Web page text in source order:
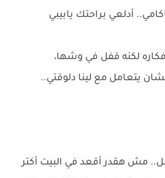
أدلعي براحتك يابيبي
لكنه قفل في وشها،
يتعامل مع لينا دلوقتي..
مش هقدر أقعد في البيت أكتر